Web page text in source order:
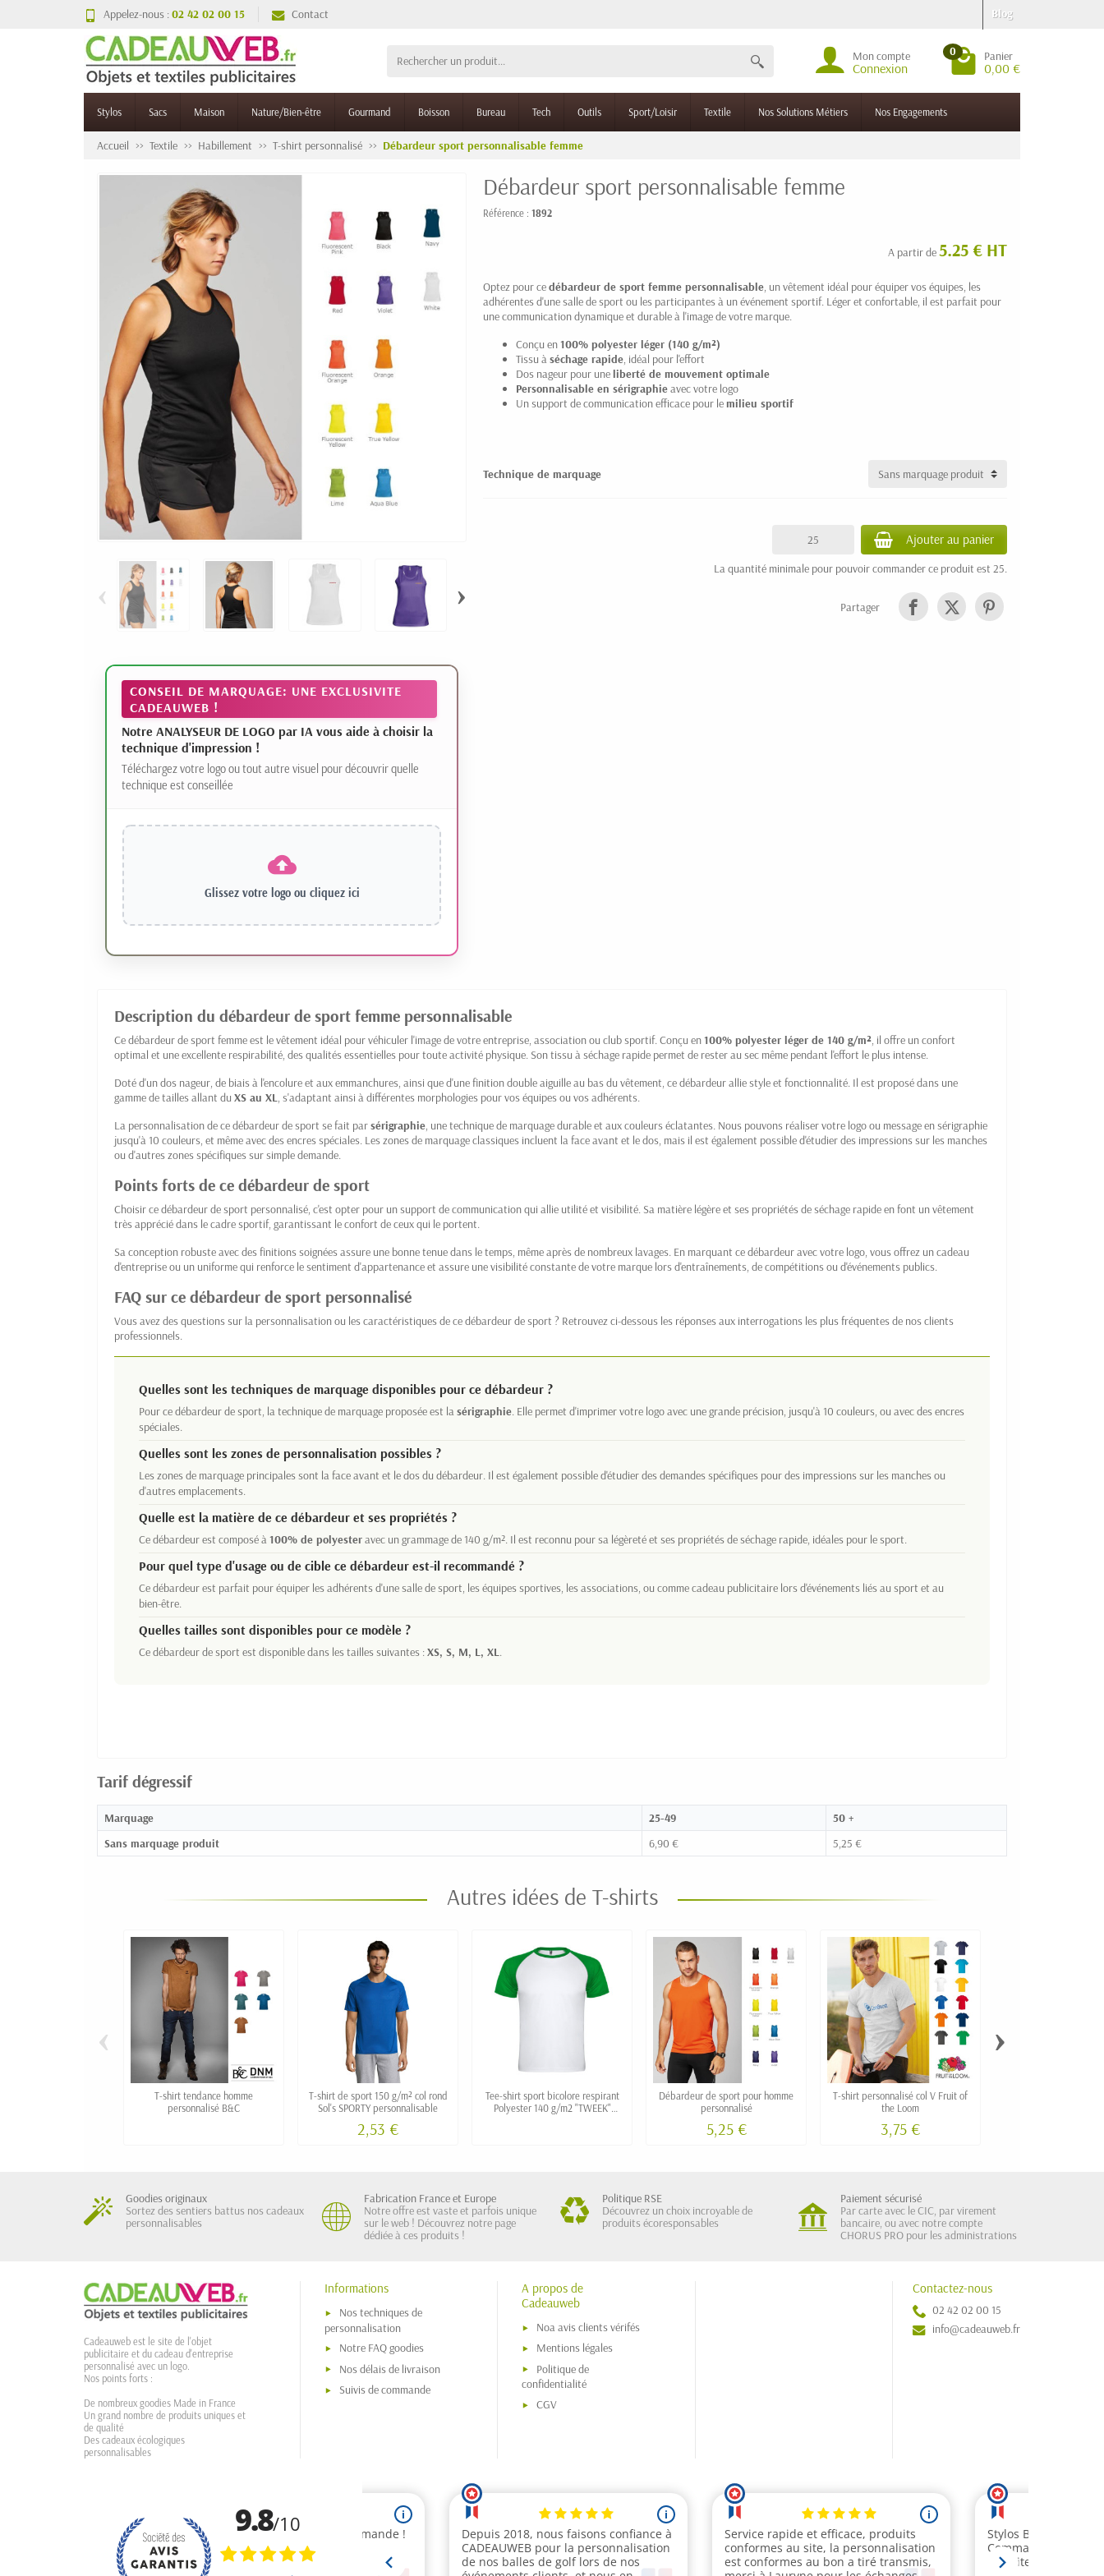
Appelez-nous :02 42 02 00 15 Contact Blog
Mon compte
Connexion
0 Panier
0,00 €
Stylos Sacs Maison Nature/Bien-être Gourmand Boisson Bureau Tech Outils Sport/Loisir Textile Nos Solutions Métiers Nos Engagements
Accueil Textile Habillement T-shirt personnalisé Débardeur sport personnalisable femme
‹ ›
CONSEIL DE MARQUAGE: UNE EXCLUSIVITE
CADEAUWEB !
Notre ANALYSEUR DE LOGO par IA vous aide à choisir la
technique d'impression !
Téléchargez votre logo ou tout autre visuel pour découvrir quelle
technique est conseillée
Glissez votre logo ou cliquez ici
Débardeur sport personnalisable femme
Référence : 1892
A partir de5.25 € HT
Optez pour cedébardeur de sport femme personnalisable, un vêtement idéal pour équiper vos équipes, les
adhérentes d'une salle de sport ou les participantes à un événement sportif. Léger et confortable, il est parfait pour
une communication dynamique et durable à l'image de votre marque.
Conçu en100% polyester léger (140 g/m²)
Tissu àséchage rapide, idéal pour l'effort
Dos nageur pour uneliberté de mouvement optimale
Personnalisable en sérigraphieavec votre logo
Un support de communication efficace pour lemilieu sportif
Technique de marquage
Ajouter au panier
La quantité minimale pour pouvoir commander ce produit est 25.
Partager
Description du débardeur de sport femme personnalisable
Ce débardeur de sport femme est le vêtement idéal pour véhiculer l'image de votre entreprise, association ou club sportif. Conçu en100% polyester léger de 140 g/m², il offre un confort
optimal et une excellente respirabilité, des qualités essentielles pour toute activité physique. Son tissu à séchage rapide permet de rester au sec même pendant l'effort le plus intense.
Doté d'un dos nageur, de biais à l'encolure et aux emmanchures, ainsi que d'une finition double aiguille au bas du vêtement, ce débardeur allie style et fonctionnalité. Il est proposé dans une
gamme de tailles allant du XS au XL, s'adaptant ainsi à différentes morphologies pour vos équipes ou vos adhérents.
La personnalisation de ce débardeur de sport se fait parsérigraphie, une technique de marquage durable et aux couleurs éclatantes. Nous pouvons réaliser votre logo ou message en sérigraphie
jusqu'à 10 couleurs, et même avec des encres spéciales. Les zones de marquage classiques incluent la face avant et le dos, mais il est également possible d'étudier des impressions sur les manches
ou d'autres zones spécifiques sur simple demande.
Points forts de ce débardeur de sport
Choisir ce débardeur de sport personnalisé, c'est opter pour un support de communication qui allie utilité et visibilité. Sa matière légère et ses propriétés de séchage rapide en font un vêtement
très apprécié dans le cadre sportif, garantissant le confort de ceux qui le portent.
Sa conception robuste avec des finitions soignées assure une bonne tenue dans le temps, même après de nombreux lavages. En marquant ce débardeur avec votre logo, vous offrez un cadeau
d'entreprise ou un uniforme qui renforce le sentiment d'appartenance et assure une visibilité constante de votre marque lors d'entraînements, de compétitions ou d'événements publics.
FAQ sur ce débardeur de sport personnalisé
Vous avez des questions sur la personnalisation ou les caractéristiques de ce débardeur de sport ? Retrouvez ci-dessous les réponses aux interrogations les plus fréquentes de nos clients
professionnels.
Quelles sont les techniques de marquage disponibles pour ce débardeur ?
Pour ce débardeur de sport, la technique de marquage proposée est lasérigraphie. Elle permet d'imprimer votre logo avec une grande précision, jusqu'à 10 couleurs, ou avec des encres
spéciales.
Quelles sont les zones de personnalisation possibles ?
Les zones de marquage principales sont la face avant et le dos du débardeur. Il est également possible d'étudier des demandes spécifiques pour des impressions sur les manches ou
d'autres emplacements.
Quelle est la matière de ce débardeur et ses propriétés ?
Ce débardeur est composé à100% de polyesteravec un grammage de 140 g/m². Il est reconnu pour sa légèreté et ses propriétés de séchage rapide, idéales pour le sport.
Pour quel type d'usage ou de cible ce débardeur est-il recommandé ?
Ce débardeur est parfait pour équiper les adhérents d'une salle de sport, les équipes sportives, les associations, ou comme cadeau publicitaire lors d'événements liés au sport et au
bien-être.
Quelles tailles sont disponibles pour ce modèle ?
Ce débardeur de sport est disponible dans les tailles suivantes :XS, S, M, L, XL.
Tarif dégressif
Marquage 25-49
50 +
Sans marquage produit
6,90 € 5,25 €
Autres idées de T-shirts
T-shirt tendance homme
personnalisé B&C
T-shirt de sport 150 g/m² col rond
Sol's SPORTY personnalisable
2,53 €
Tee-shirt sport bicolore respirant
Polyester 140 g/m2 "TWEEK"
Débardeur de sport pour homme
personnalisé
5,25 €
T-shirt personnalisé col V Fruit of
the Loom
3,75 €
‹ ›
Goodies originaux
Sortez des sentiers battus nos cadeaux
personnalisables
Fabrication France et Europe
Notre offre est vaste et parfois unique
sur le web ! Découvrez notre page
dédiée à ces produits !
Politique RSE
Découvrez un choix incroyable de
produits écoresponsables
Paiement sécurisé
Par carte avec le CIC, par virement
bancaire, ou avec notre compte
CHORUS PRO pour les administrations
Cadeauweb est le site de l'objet
publicitaire et du cadeau d'entreprise
personnalisé avec un logo.
Nos points forts :
De nombreux goodies Made in France
Un grand nombre de produits uniques et
de qualité
Des cadeaux écologiques
personnalisables
Informations
Nos techniques de
personnalisation
Notre FAQ goodies
Nos délais de livraison
Suivis de commande
A propos de
Cadeauweb
Noa avis clients vérifés
Mentions légales
Politique de
confidentialité
CGV
Contactez-nous
02 42 02 00 15
info@cadeauweb.fr